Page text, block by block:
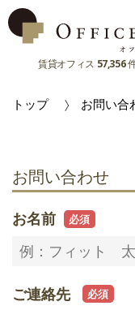
賃貸オフィス 57,356
路線
京都府
兵庫県
奈良県
滋賀県
奈良県
市区町村
兵庫県
閲覧履歴
トップ お問い合
お問い合わせ
お名前
ご連絡先